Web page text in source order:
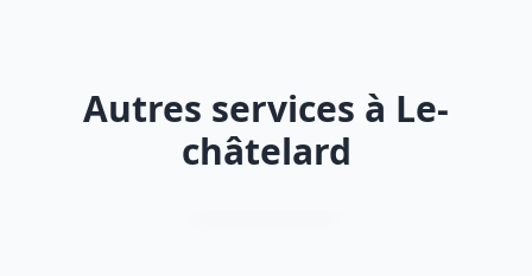
Autres services à Le-
châtelard